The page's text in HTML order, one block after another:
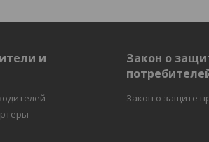
и
Закон о
Закон о защите